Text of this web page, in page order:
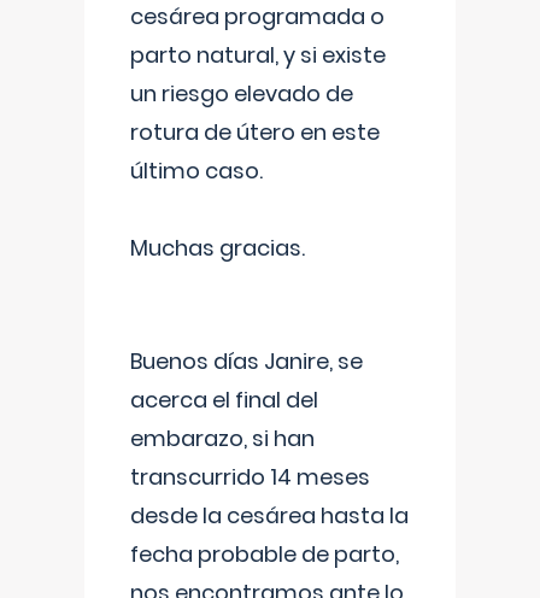
cesárea programada o
parto natural, y si existe
un riesgo elevado de
rotura de útero en este
último caso.
Muchas gracias.
Buenos días Janire, se
acerca el final del
embarazo, si han
transcurrido 14 meses
desde la cesárea hasta la
fecha probable de parto,